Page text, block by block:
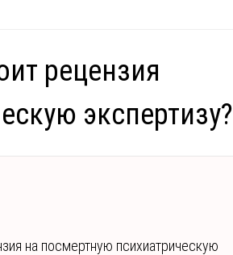
рецензия
экспертизу?
на посмертную психиатрическую